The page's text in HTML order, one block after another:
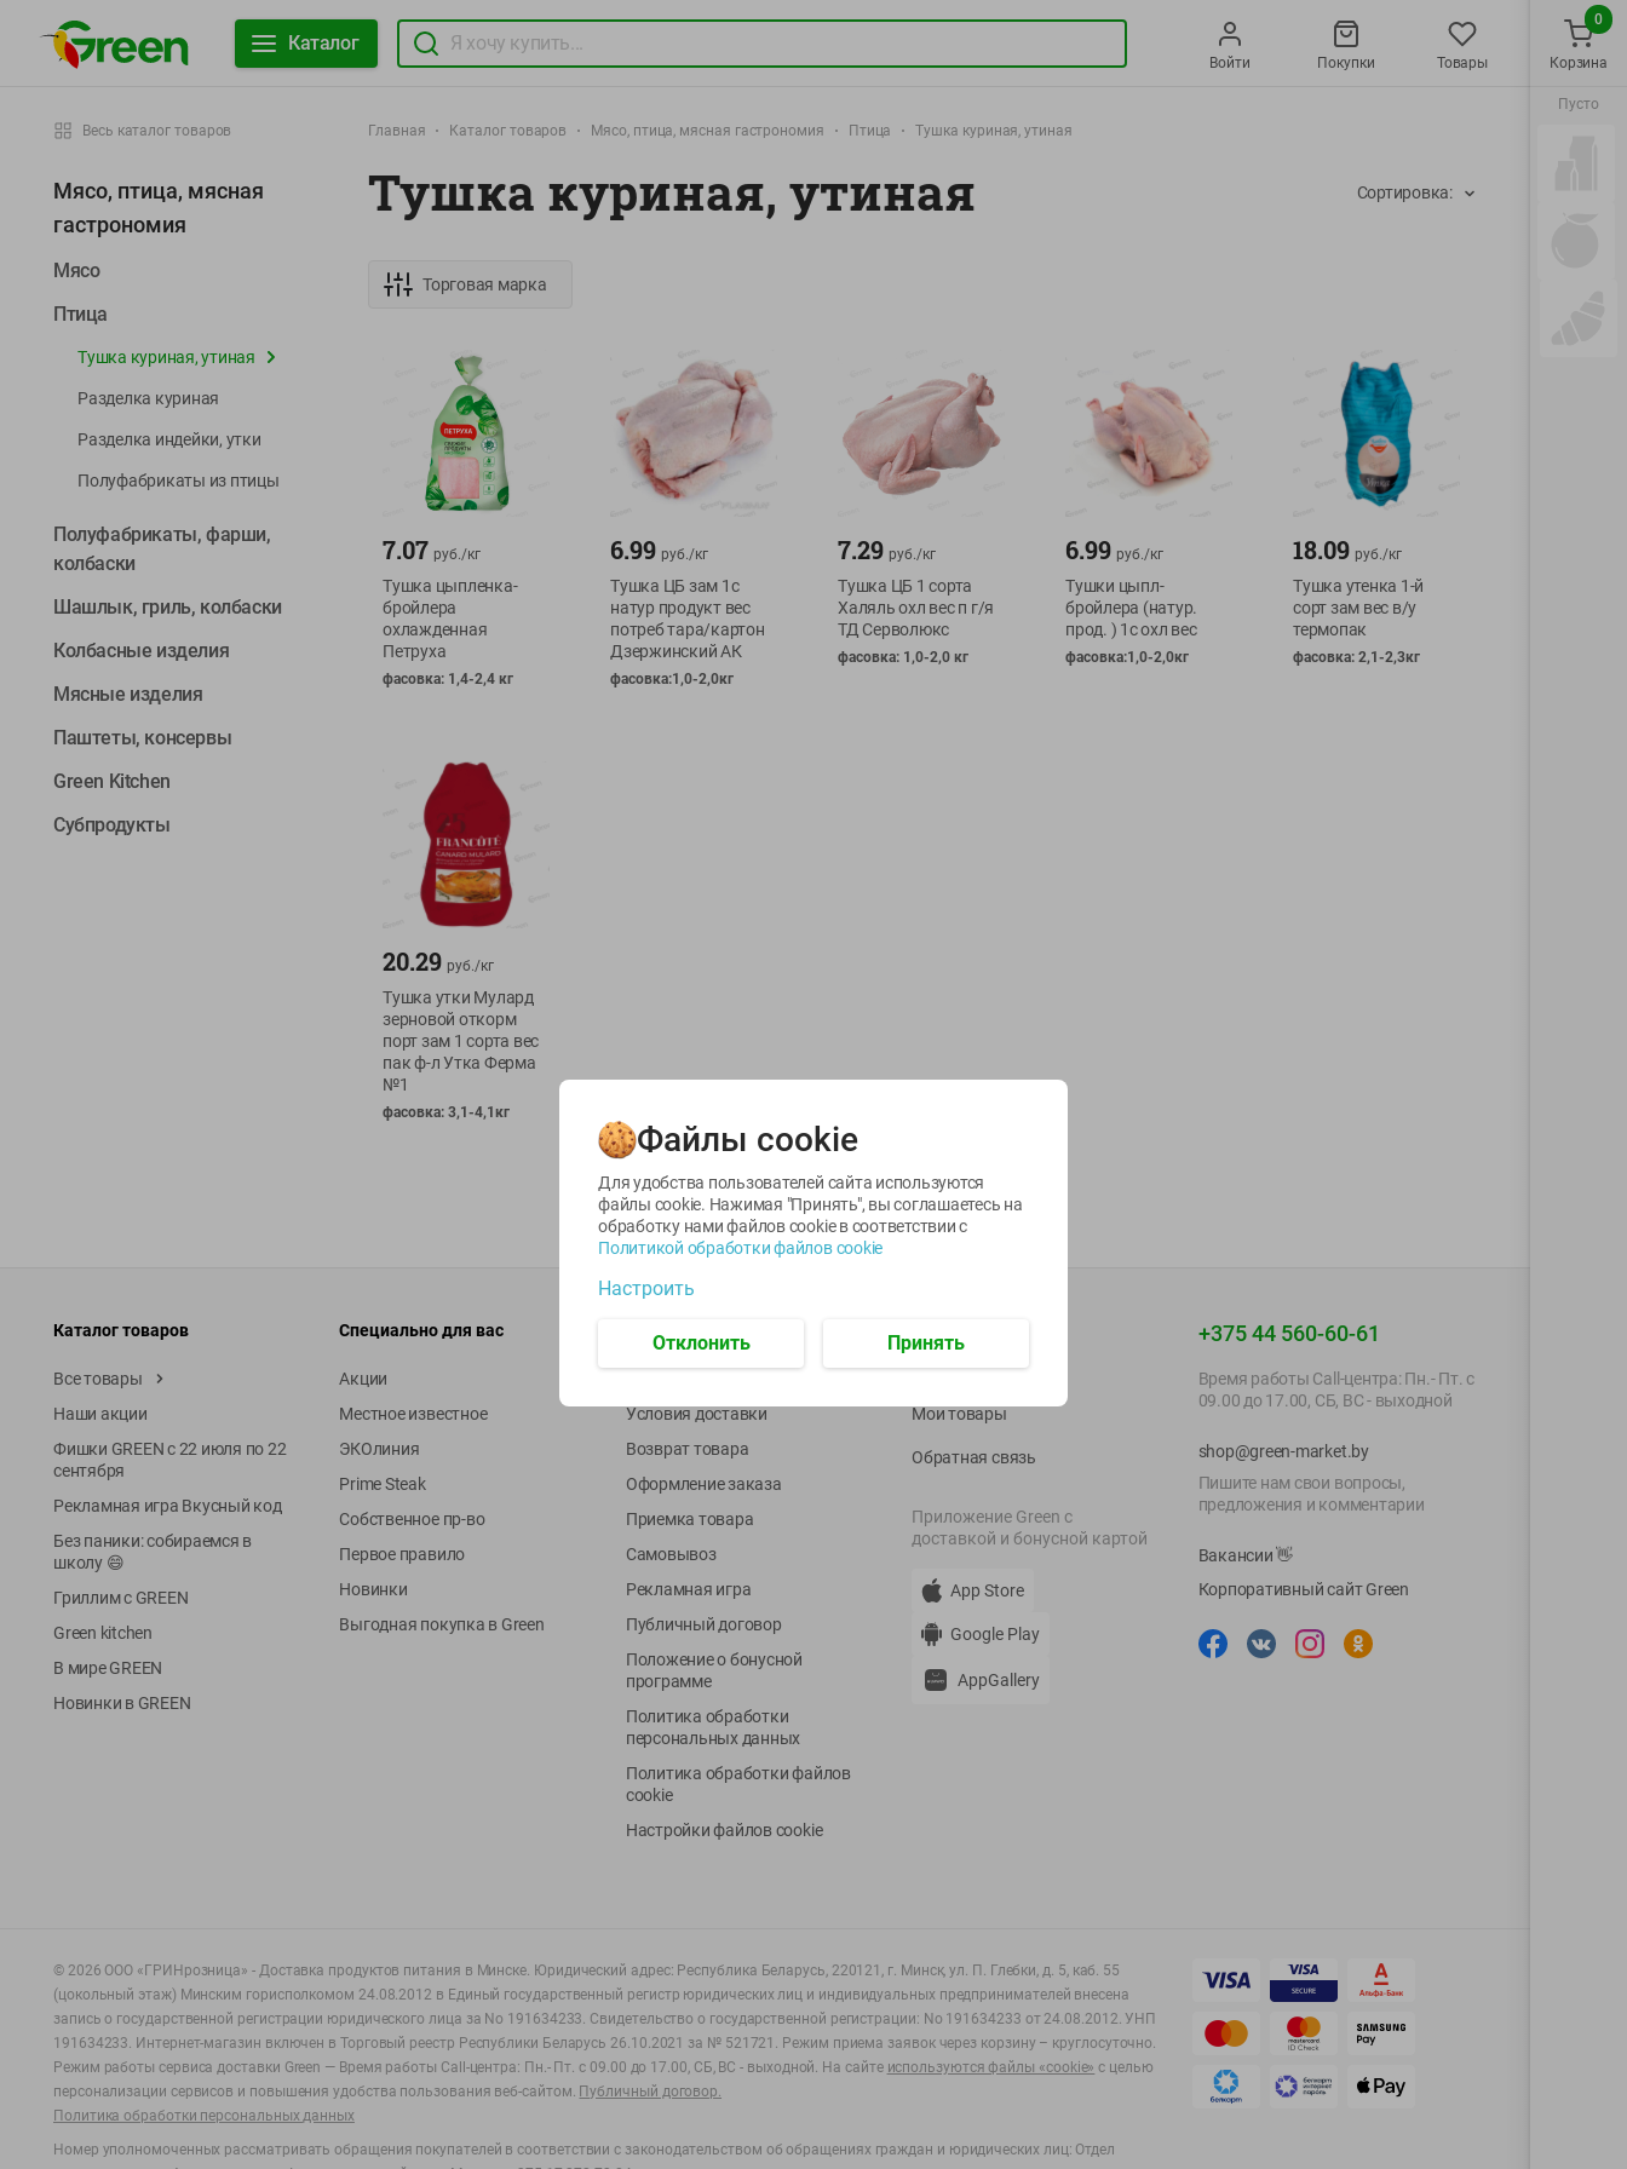
Каталог
Войти Покупки Товары
Весь каталог товаров
Мясо, птица, мясная
гастрономия
Мясо
Птица
Тушка куриная, утиная
Разделка куриная
Разделка индейки, утки
Полуфабрикаты из птицы
Полуфабрикаты, фарши,
колбаски
Шашлык, гриль, колбаски
Колбасные изделия
Мясные изделия
Паштеты, консервы
Green Kitchen
Субпродукты
Главная Каталог товаров Мясо, птица, мясная гастрономия Птица Тушка куриная, утиная
Тушка куриная, утиная Сортировка:
Торговая марка
7.07 руб./кг
Тушка цыпленка-
бройлера
охлажденная
Петруха
фасовка: 1,4-2,4 кг
6.99 руб./кг
Тушка ЦБ зам 1с
натур продукт вес
потреб тара/картон
Дзержинский АК
фасовка:1,0-2,0кг
7.29 руб./кг
Тушка ЦБ 1 сорта
Халяль охл вес п г/я
ТД Серволюкс
фасовка: 1,0-2,0 кг
6.99 руб./кг
Тушки цыпл-
бройлера (натур.
прод. ) 1с охл вес
фасовка:1,0-2,0кг
18.09 руб./кг
Тушка утенка 1-й
сорт зам вес в/у
термопак
фасовка: 2,1-2,3кг
20.29 руб./кг
Тушка утки Мулард
зерновой откорм
порт зам 1 сорта вес
пак ф-л Утка Ферма
№1
фасовка: 3,1-4,1кг
Каталог товаров
Все товары
Наши акции
Фишки GREEN с 22 июля по 22
сентября
Рекламная игра Вкусный код
Без паники: собираемся в
школу 😄
Гриллим с GREEN
Green kitchen
В мире GREEN
Новинки в GREEN
Специально для вас
Акции
Местное известное
ЭКОлиния
Prime Steak
Собственное пр-во
Первое правило
Новинки
Выгодная покупка в Green
Условия доставки
Возврат товара
Оформление заказа
Приемка товара
Самовывоз
Рекламная игра
Публичный договор
Положение о бонусной
программе
Политика обработки
персональных данных
Политика обработки файлов
cookie
Настройки файлов cookie
Мои товары
Обратная связь
Приложение Green c
доставкой и бонусной картой
App Store
Google Play
AppGallery
+375 44 560-60-61
Время работы Call-центра: Пн.- Пт. с
09.00 до 17.00, СБ, ВС - выходной
shop@green-market.by
Пишите нам свои вопросы,
предложения и комментарии
Вакансии👋
Корпоративный сайт Green
© 2026 ООО «ГРИНрозница» - Доставка продуктов питания в Минске. Юридический адрес: Республика Беларусь, 220121, г. Минск, ул. П. Глебки, д. 5, каб. 55
(цокольный этаж) Минским горисполкомом 24.08.2012 в Единый государственный регистр юридических лиц и индивидуальных предпринимателей внесена
запись о государственной регистрации юридического лица за No 191634233. Свидетельство о государственной регистрации: No 191634233 от 24.08.2012. УНП
191634233. Интернет-магазин включен в Торговый реестр Республики Беларусь 26.10.2021 за № 521721. Режим приема заявок через корзину – круглосуточно.
Режим работы сервиса доставки Green — Время работы Call-центра: Пн.- Пт. с 09.00 до 17.00, СБ, ВС - выходной. На сайте используются файлы «cookie» с целью
персонализации сервисов и повышения удобства пользования веб-сайтом. Публичный договор.
Политика обработки персональных данных
Номер уполномоченных рассматривать обращения покупателей в соответствии с законодательством об обращениях граждан и юридических лиц: Отдел
Корзина
0
Пусто
Файлы cookie
Для удобства пользователей сайта используются
файлы cookie. Нажимая "Принять", вы соглашаетесь на
обработку нами файлов cookie в соответствии с
Политикой обработки файлов cookie
Настроить
Отклонить Принять